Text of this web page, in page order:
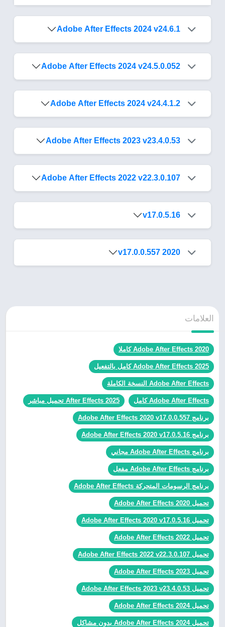
Adobe After Effects 2024 v24.6.1
Adobe After Effects 2024 v24.5.0.052
Adobe After Effects 2024 v24.4.1.2
Adobe After Effects 2023 v23.4.0.53
Adobe After Effects 2022 v22.3.0.107
v17.0.5.16
2020 v17.0.0.557
العلامات
Adobe After Effects 2020 كاملا
Adobe After Effects 2025 كامل بالتفعيل
Adobe After Effects النسخة الكاملة
Adobe After Effects كامل After Effects 2025 تحميل مباشر
برنامج Adobe After Effects 2020 v17.0.0.557
برنامج Adobe After Effects 2020 v17.0.5.16
برنامج Adobe After Effects مجاني
برنامج Adobe After Effects مفعل
برنامج الرسومات المتحركة Adobe After Effects
تحميل Adobe After Effects 2020
تحميل Adobe After Effects 2020 v17.0.5.16
تحميل Adobe After Effects 2022
تحميل Adobe After Effects 2022 v22.3.0.107
تحميل Adobe After Effects 2023
تحميل Adobe After Effects 2023 v23.4.0.53
تحميل Adobe After Effects 2024
تحميل Adobe After Effects 2024 بدون مشاكل